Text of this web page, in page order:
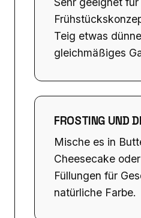
Teig etwas
gleichmäßiges
FROSTING UND
Mische es in
Cheesecake
Füllungen für
natürliche Farbe.